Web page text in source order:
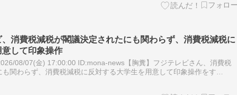
、消費税減税が閣議決定されたにも関わらず、消費税減税に
して印象操作
08/07(金) 17:00:00 ID:mona-news【胸糞】フジテレビさん、消費税
関わらず、消費税減税に反対する大学生を用意して印象操作をす